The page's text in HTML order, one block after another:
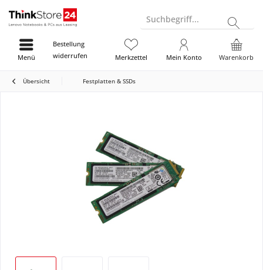
Suchbegriff...
Bestellung
widerrufen
Warenkorb
Merkzettel Mein Konto
Menü
Übersicht Festplatten & SSDs